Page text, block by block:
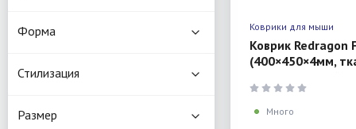
Коврики для мыши
Коврик Redragon
(400×450×4мм,
Много
Форма
Стилизация
Размер